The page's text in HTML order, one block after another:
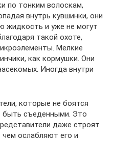
по тонким волоскам,
внутрь кувшинки, они
жидкость и уже не могут
такой охоте,
Мелкие
как кормушки. Они
Иногда внутри
которые не боятся
быть съеденными. Это
даже строят
чем ослабляют его и